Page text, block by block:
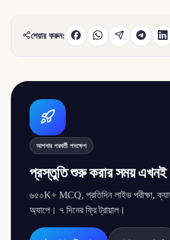
শেয়ার করুন:
আপনার পরবর্তী পদক্ষেপ
প্রস্তুতি শুরু করার সময় এখনই
৬৫০K+ MCQ, প্রতিদিন লাইভ পরীক্ষা,
অ্যাপে। ৭ দিনের ফ্রি ট্রায়াল।